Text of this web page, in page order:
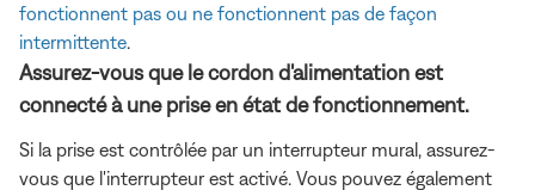
fonctionnent pas ou ne fonctionnent pas de façon
intermittente
Assurez-vous que le cordon d'alimentation est
connecté à une prise en état de fonctionnement.
Si la prise est contrôlée par un interrupteur mural, assurez-
vous que l'interrupteur est activé. Vous pouvez également